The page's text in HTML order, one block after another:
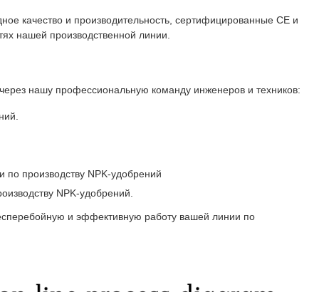
качество и производительность, сертифицированные CE и
нашей производственной линии.
нашу профессиональную команду инженеров и техников:
по производству NPK-удобрений
NPK-удобрений.
и эффективную работу вашей линии по